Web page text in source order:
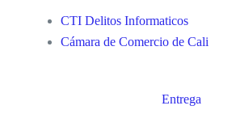
CTI Delitos Informaticos
Cámara de Comercio de Cali
Entrega